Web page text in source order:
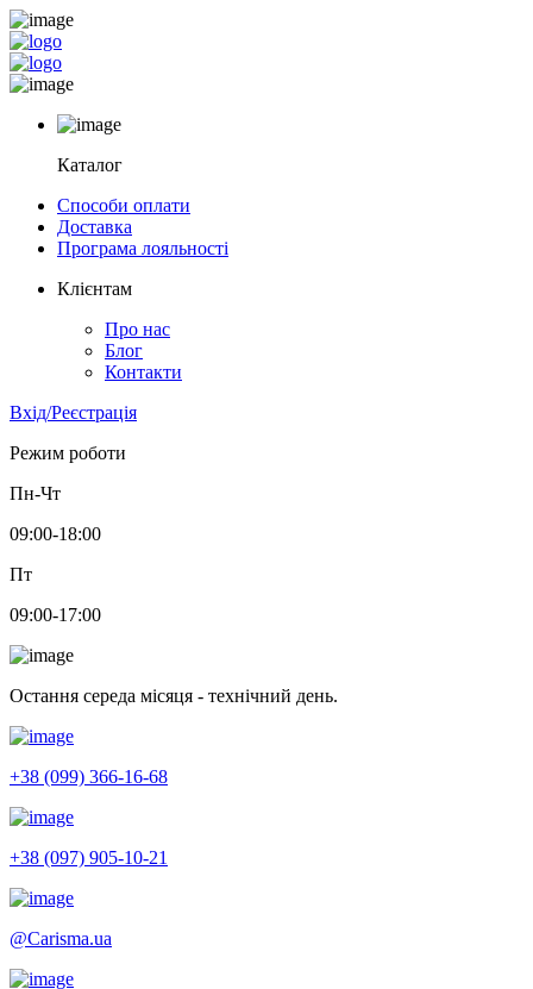
Каталог
Способи оплати
Доставка
Програма лояльності
Клієнтам
Про нас
Блог
Контакти
Вхід/Реєстрація
Режим роботи
Пн-Чт
09:00-18:00
Пт
09:00-17:00
Остання середа місяця - технічний день.
+38 (099) 366-16-68
+38 (097) 905-10-21
@Carisma.ua